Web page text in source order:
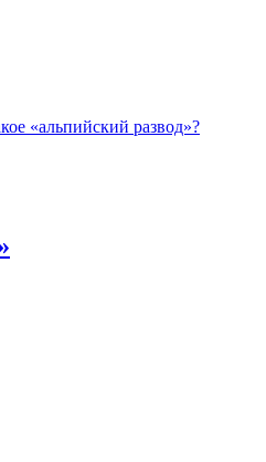
«альпийский развод»?